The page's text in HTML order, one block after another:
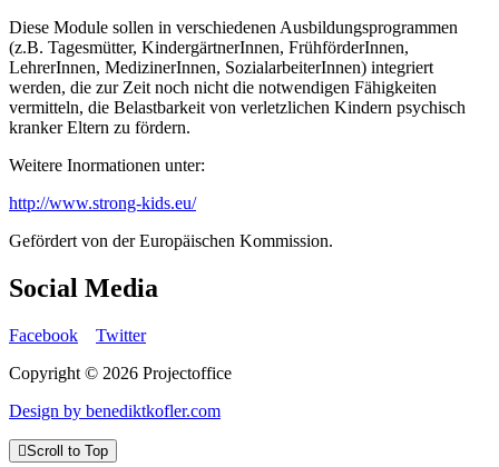
Diese Module sollen in verschiedenen Ausbildungsprogrammen
(z.B. Tagesmütter, KindergärtnerInnen, FrühförderInnen,
LehrerInnen, MedizinerInnen, SozialarbeiterInnen) integriert
werden, die zur Zeit noch nicht die notwendigen Fähigkeiten
vermitteln, die Belastbarkeit von verletzlichen Kindern psychisch
kranker Eltern zu fördern.
Weitere Inormationen unter:
http://www.strong-kids.eu/
Gefördert von der Europäischen Kommission.
Social Media
Facebook
Twitter
Copyright © 2026 Projectoffice
Design by benediktkofler.com
Scroll to Top